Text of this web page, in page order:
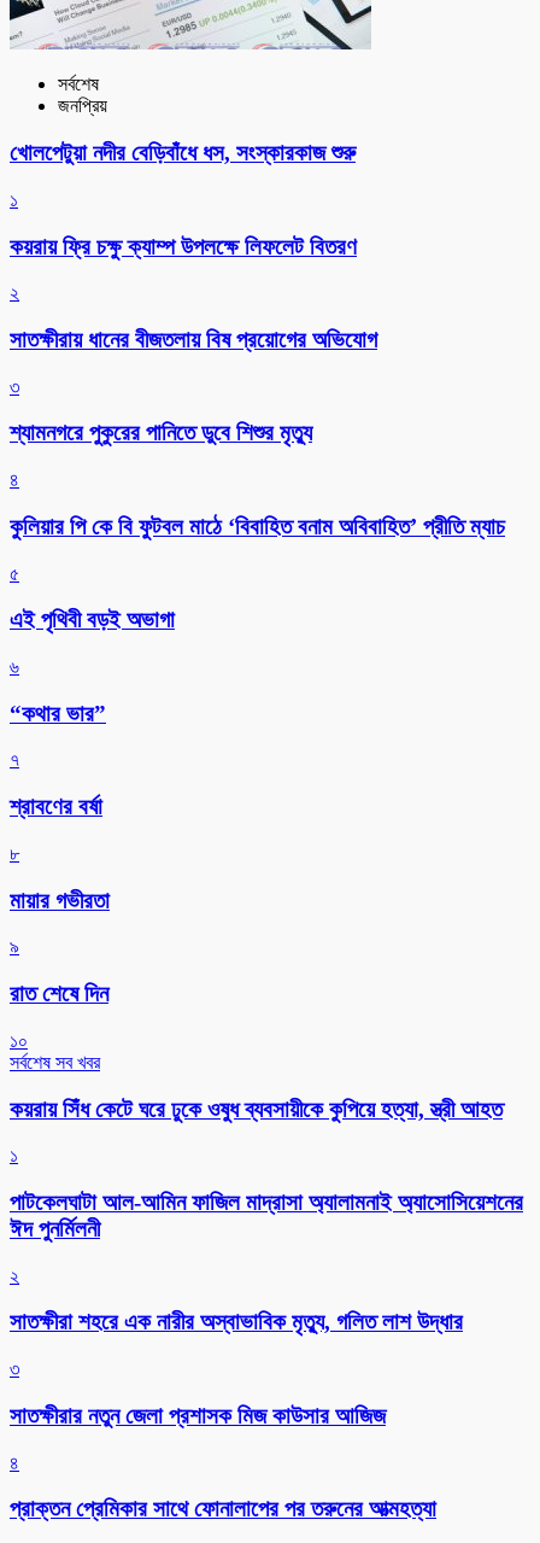
সর্বশেষ
জনপ্রিয়
খোলপেটুয়া নদীর বেড়িবাঁধে ধস, সংস্কারকাজ শুরু
১
কয়রায় ফ্রি চক্ষু ক্যাম্প উপলক্ষে লিফলেট বিতরণ
২
সাতক্ষীরায় ধানের বীজতলায় বিষ প্রয়োগের অভিযোগ
৩
শ্যামনগরে পুকুরের পানিতে ডুবে শিশুর মৃত্যু
৪
কুলিয়ার পি কে বি ফুটবল মাঠে ‘বিবাহিত বনাম অবিবাহিত’ প্রীতি ম্যাচ
৫
এই পৃথিবী বড়ই অভাগা
৬
“কথার ভার”
৭
শ্রাবণের বর্ষা
৮
মায়ার গভীরতা
৯
রাত শেষে দিন
১০
সর্বশেষ সব খবর
কয়রায় সিঁধ কেটে ঘরে ঢুকে ওষুধ ব্যবসায়ীকে কুপিয়ে হত্যা, স্ত্রী আহত
১
পাটকেলঘাটা আল-আমিন ফাজিল মাদ্রাসা অ্যালামনাই অ্যাসোসিয়েশনের
ঈদ পুনর্মিলনী
২
সাতক্ষীরা শহরে এক নারীর অস্বাভাবিক মৃত্যু, গলিত লাশ উদ্ধার
৩
সাতক্ষীরার নতুন জেলা প্রশাসক মিজ কাউসার আজিজ
৪
প্রাক্তন প্রেমিকার সাথে ফোনালাপের পর তরুনের আত্মহত্যা